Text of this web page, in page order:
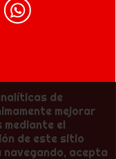
de
mejorar
el
de este sitio
navegando, acepta